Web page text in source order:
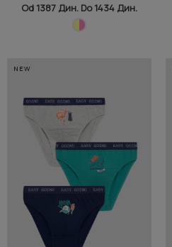
Od 1387 Дин. Do 1434 Дин.
NEW